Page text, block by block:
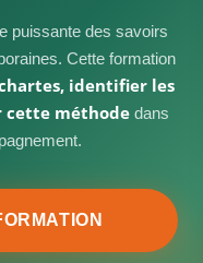
puissante des savoirs
Cette formation
identifier les
cette méthodedans